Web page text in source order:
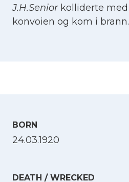
J.H.Seniorkolliderte med
konvoien og kom i brann.
BORN
24.03.1920
DEATH / WRECKED